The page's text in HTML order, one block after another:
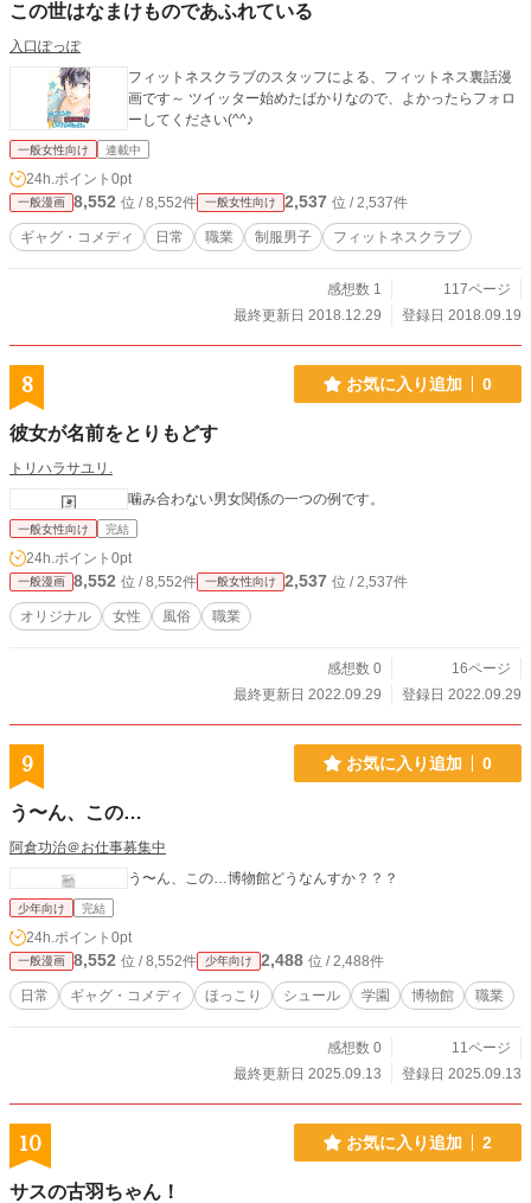
この世はなまけものであふれている
入口ぽっぽ
フィットネスクラブのスタッフによる、フィットネス裏話漫
画です～ ツイッター始めたばかりなので、よかったらフォロ
ーしてください(^^♪
一般女性向け 連載中
24h.ポイント 0pt
一般漫画 8,552 位 / 8,552件 一般女性向け 2,537 位 / 2,537件
ギャグ・コメディ 日常 職業 制服男子 フィットネスクラブ
感想数 1
117ページ
最終更新日 2018.12.29
登録日 2018.09.19
8 お気に入り追加 0
彼女が名前をとりもどす
トリハラサユリ.
噛み合わない男女関係の一つの例です。
一般女性向け 完結
24h.ポイント 0pt
一般漫画 8,552 位 / 8,552件 一般女性向け 2,537 位 / 2,537件
オリジナル 女性 風俗 職業
感想数 0
16ページ
最終更新日 2022.09.29
登録日 2022.09.29
9 お気に入り追加 0
う〜ん、この…
阿倉功治＠お仕事募集中
う〜ん、この…博物館どうなんすか？？？
少年向け 完結
24h.ポイント 0pt
一般漫画 8,552 位 / 8,552件 少年向け 2,488 位 / 2,488件
日常 ギャグ・コメディ ほっこり シュール 学園 博物館 職業
感想数 0
11ページ
最終更新日 2025.09.13
登録日 2025.09.13
10 お気に入り追加 2
サスの古羽ちゃん！